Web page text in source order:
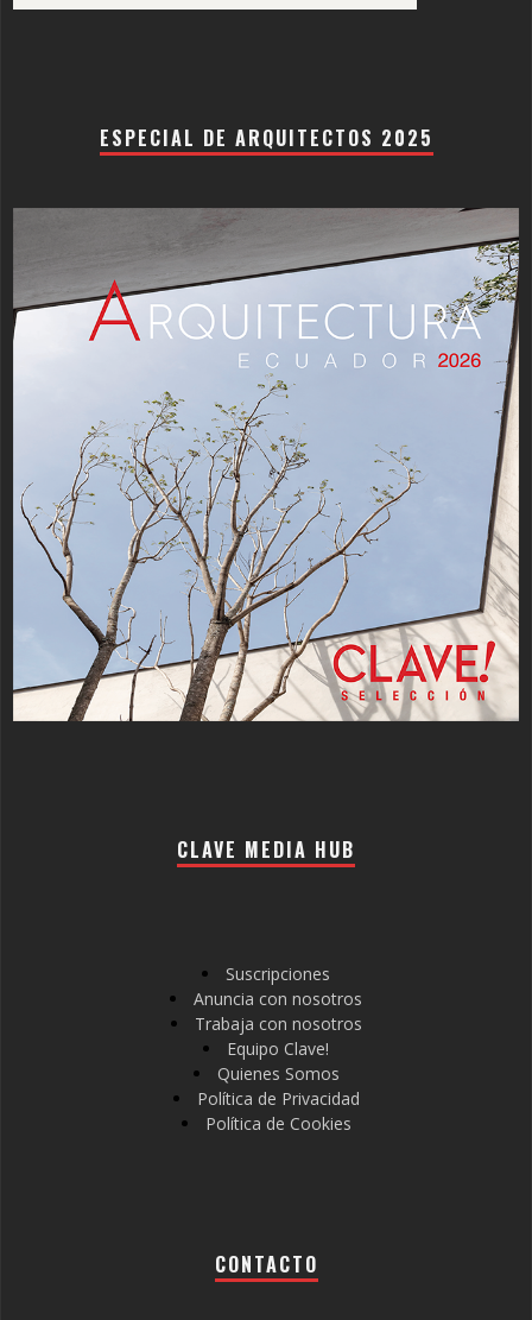
ESPECIAL DE ARQUITECTOS 2025
CLAVE MEDIA HUB
Suscripciones
Anuncia con nosotros
Trabaja con nosotros
Equipo Clave!
Quienes Somos
Política de Privacidad
Política de Cookies
CONTACTO